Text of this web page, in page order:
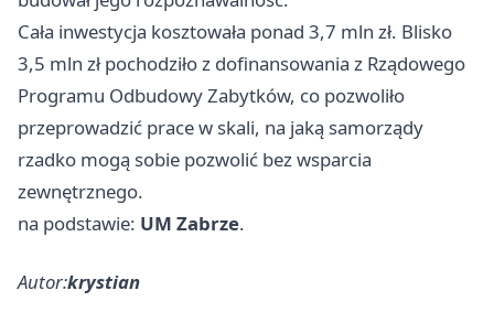
Cała inwestycja kosztowała ponad 3,7 mln zł. Blisko
3,5 mln zł pochodziło z dofinansowania z Rządowego
Programu Odbudowy Zabytków, co pozwoliło
przeprowadzić prace w skali, na jaką samorządy
rzadko mogą sobie pozwolić bez wsparcia
zewnętrznego.
na podstawie: UM Zabrze.
Autor:krystian